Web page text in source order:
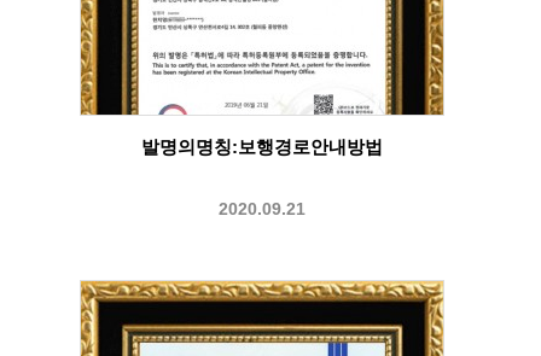
발명의명칭:보행경로안내방법
2020.09.21